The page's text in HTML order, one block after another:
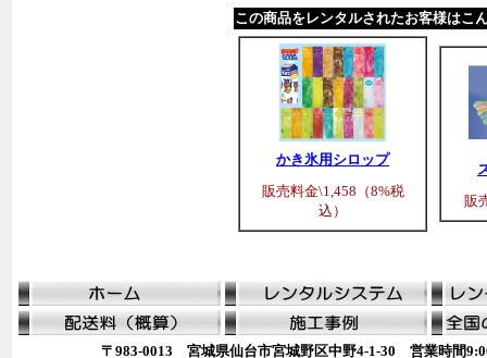
この商品をレンタルされたお客様はこ
かき氷用シロップ
販売料金\1,458（8%税
込）
販
〒983-0013 宮城県仙台市宮城野区中野4-1-30 営業時間